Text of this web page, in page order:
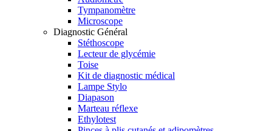
Tympanomètre
Microscope
Diagnostic Général
Stéthoscope
Lecteur de glycémie
Toise
Kit de diagnostic médical
Lampe Stylo
Diapason
Marteau réflexe
Ethylotest